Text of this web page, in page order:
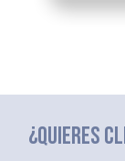
¿QUIERES